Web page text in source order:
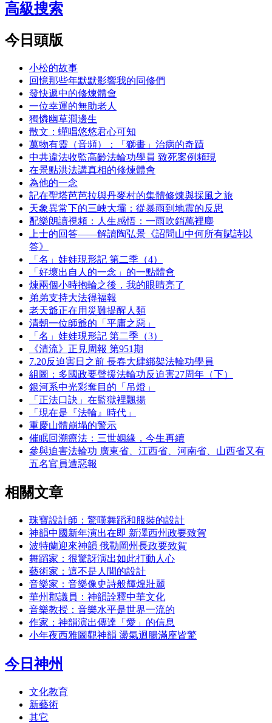
高級搜索
今日頭版
小松的故事
回憶那些年默默影響我的同修們
發快遞中的修煉體會
一位幸運的無助老人
獨憐幽草澗邊生
散文：蟬唱悠悠君心可知
萬物有靈（音頻）：「獅畫」治病的奇蹟
中共違法收監高齡法輪功學員 致死案例頻現
在景點洪法講真相的修煉體會
為他的一念
記在聖塔芭芭拉與丹麥村的集體修煉與採風之旅
天象異常下的三峽大壩：從暴雨到地震的反思
配樂朗讀視頻：人生感悟：一雨吹銷萬裡塵
上士的回答——解讀陶弘景《詔問山中何所有賦詩以
答》
「名」娃娃現形記 第二季（4）
「好壞出自人的一念」的一點體會
煉兩個小時抱輪之後，我的眼睛亮了
弟弟支持大法得福報
老天爺正在用災難提醒人類
清朝一位師爺的「平庸之惡」
「名」娃娃現形記 第二季（3）
《清流》正見周報 第951期
7.20反迫害日之前 長春大肆綁架法輪功學員
組圖：多國政要聲援法輪功反迫害27周年（下）
銀河系中光彩奪目的「吊燈」
「正法口訣」在監獄裡飄揚
「現在是『法輪』時代」
重慶山體崩塌的警示
催眠回溯療法：三世姻緣，今生再續
參與迫害法輪功 廣東省、江西省、河南省、山西省又有
五名官員遭惡報
相關文章
珠寶設計師：驚嘆舞蹈和服裝的設計
神韻中國新年演出在即 新澤西州政要致賀
波特蘭迎來神韻 俄勒岡州長政要致賀
舞蹈家：很驚訝演出如此打動人心
藝術家：這不是人間的設計
音樂家：音樂像史詩般輝煌壯麗
華州郡議員：神韻詮釋中華文化
音樂教授：音樂水平是世界一流的
作家：神韻演出傳達「愛」的信息
小年夜西雅圖觀神韻 盪氣迴腸滿座皆驚
今日神州
文化教育
新藝術
其它